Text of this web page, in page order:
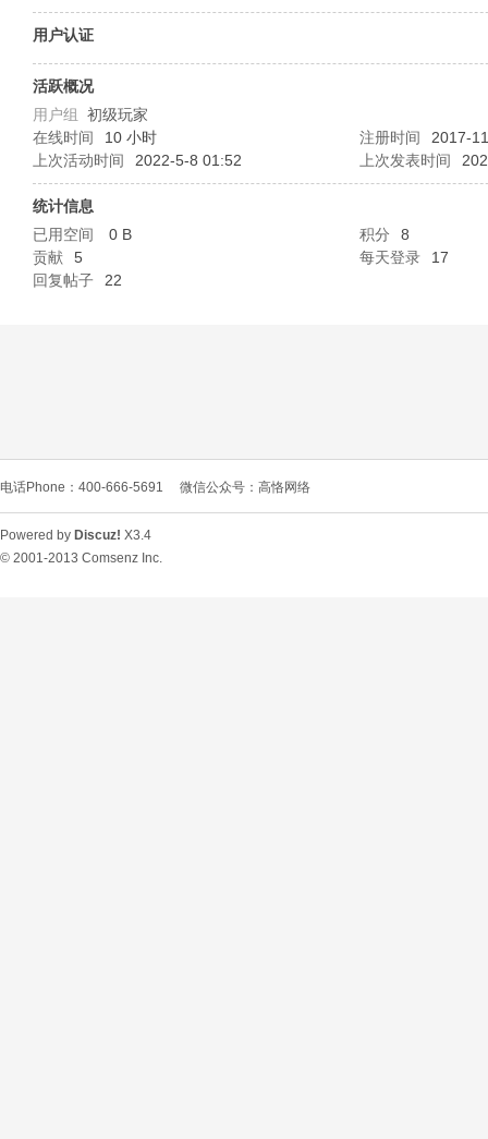
L
用户认证
活跃概况
用户组 初级玩家
在线时间
10 小时 注册时间
2017-
上次活动时间
2022-5-8 01:52 上次发表时间
统计信息
已用空间
0 B 积分
8
贡献
5 每天登录
17
回复帖子
22
电话Phone：400-666-5691 微信公众号：高恪网络
Powered by Discuz! X3.4
© 2001-2013 Comsenz Inc.